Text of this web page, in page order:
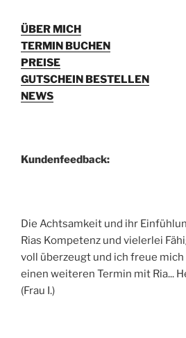
ÜBER MICH
TERMIN BUCHEN
PREISE
GUTSCHEIN BESTELLEN
NEWS
Kundenfeedback:
Die Achtsamkeit und ihr
Rias Kompetenz und vielerlei
voll überzeugt und ich freue
einen weiteren Termin mit Ria...
(Frau I.)